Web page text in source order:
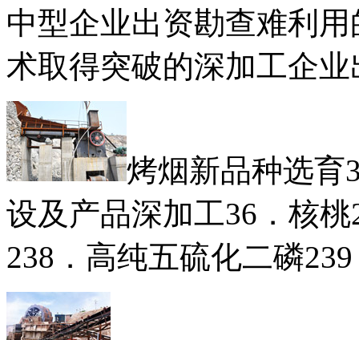
中型企业出资勘查难利
术取得突破的深加工企
烤烟新品种选育
设及产品深加工36．核
238．高纯五硫化二磷